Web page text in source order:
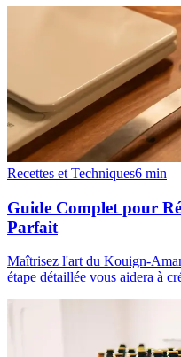
Recettes et Techniques6 min
Guide Complet pour
Parfait
Maîtrisez l'art du Kouign-
étape détaillée vous aidera à